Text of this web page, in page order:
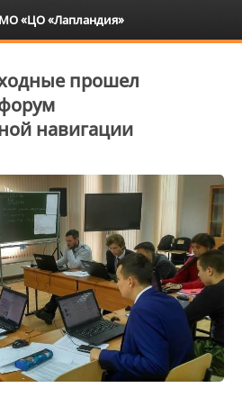
прошел
навигации
«ЦО «Лапландия»